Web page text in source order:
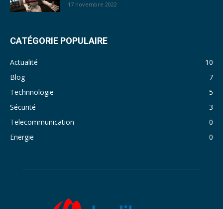
17 novembre 2022
CATÉGORIE POPULAIRE
Actualité
10
Blog
7
Technnologie
5
Sécurité
3
Telecommunication
0
Energie
0